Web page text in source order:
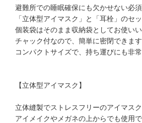
避難所での睡眠確保にも欠かせない必須
「立体型アイマスク」と「耳栓」のセッ
個装袋はそのまま収納袋としてお使いい
チャック付なので、簡単に密閉できます
コンパクトサイズで、持ち運びにも非常
【立体型アイマスク】
立体縫製でストレスフリーのアイマスク
アイメイクやメガネの上からでも使用で